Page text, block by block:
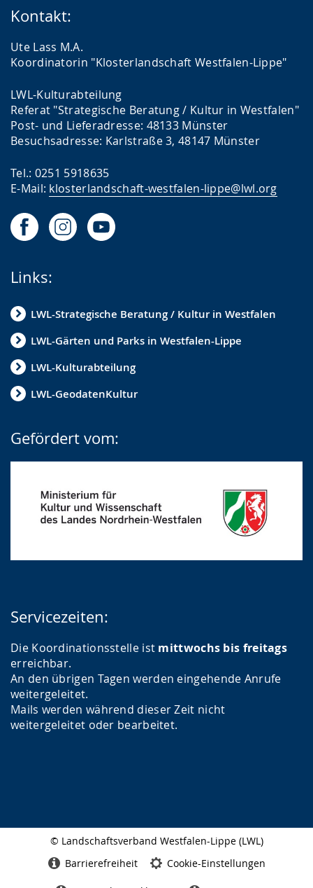
Kontakt:
Ute Lass M.A.
Koordinatorin "Klosterlandschaft Westfalen-Lippe"
LWL-Kulturabteilung
Referat "Strategische Beratung / Kultur in Westfalen"
Post- und Lieferadresse: 48133 Münster
Besuchsadresse: Karlstraße 3, 48147 Münster
Tel.: 0251 5918635
E-Mail: klosterlandschaft-westfalen-lippe@lwl.org
Links:
LWL-Strategische Beratung / Kultur in Westfalen
LWL-Gärten und Parks in Westfalen-Lippe
LWL-Kulturabteilung
LWL-GeodatenKultur
Gefördert vom:
Servicezeiten:
Die Koordinationsstelle ist mittwochs bis freitags
erreichbar.
An den übrigen Tagen werden eingehende Anrufe
weitergeleitet.
Mails werden während dieser Zeit nicht
weitergeleitet oder bearbeitet.
© Landschaftsverband Westfalen-Lippe (LWL)
Barrierefreiheit Cookie-Einstellungen